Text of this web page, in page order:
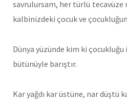
savrulursam, her türlü tecavüze
kalbinizdeki çocuk ve
Dünya yüzünde kim ki çocukluğu
bütünüyle barıştır.
Kar yağdı kar üstüne, nar düştü